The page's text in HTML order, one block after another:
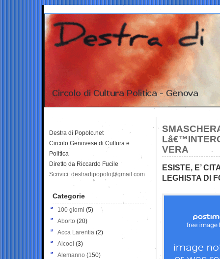
VERA
ESISTE, E’
LEGHISTA DI
Destra di Popolo.net
Circolo Genovese di Cultura e
Politica
Diretto da Riccardo Fucile
Scrivici: destradipopolo@gmail.com
Categorie
100 giorni (5)
Aborto (20)
Acca Larentia (2)
Alcool (3)
Alemanno (150)